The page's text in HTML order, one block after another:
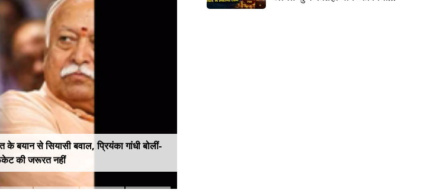
के बयान से सियासी बवाल, प्रियंका गांधी बोलीं-
की जरूरत नहीं
ओर संकेत करता है, तो धनिया प्रकृति